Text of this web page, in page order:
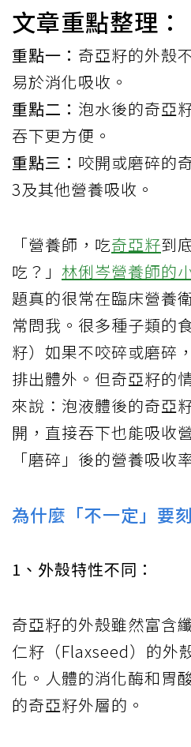
文章重點整理：
重點一： 奇亞籽的外殼
易於消化吸收。
重點二： 泡水後的奇亞
吞下更方便。
重點三： 咬開或磨碎的
3及其他營養吸收。
「營養師，吃奇亞籽到
吃？」 林俐岑營養師的
題真的很常在臨床營養
常問我。很多種子類的
籽）如果不咬碎或磨碎
排出體外。但奇亞籽的
來說：泡液體後的奇亞
開，直接吞下也能吸收
「磨碎」後的營養吸收
為什麼「不一定」要
1、外殼特性不同：
奇亞籽的外殼雖然富含
仁籽（Flaxseed）的外
化。人體的消化酶和胃
的奇亞籽外層的。